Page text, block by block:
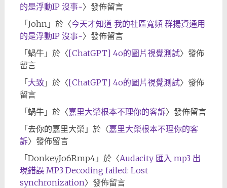
的是浮動IP 沒事~〉發佈留言
「John 」於〈今天才知道 我的社區寬頻 群揚資通用
的是浮動IP 沒事~〉發佈留言
「蝸牛」於〈[ChatGPT] 4o的圖片視覺測試〉發佈
留言
「大致 」於〈[ChatGPT] 4o的圖片視覺測試〉發佈
留言
「蝸牛」於〈嘉里大榮根本不理你的客訴〉發佈留言
「去你的嘉里大榮 」於〈嘉里大榮根本不理你的客
訴〉發佈留言
「DonkeyJo6Rmp4」於〈Audacity 匯入 mp3 出
現錯誤 MP3 Decoding failed: Lost
synchronization〉發佈留言